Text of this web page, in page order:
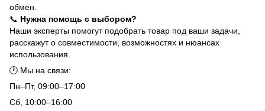
обмен.
📞 Нужна помощь с выбором?
Наши эксперты помогут подобрать товар под ваши задачи,
расскажут о совместимости, возможностях и нюансах
использования.
🕐 Мы на связи:
Пн–Пт, 09:00–17:00
Сб, 10:00–16:00